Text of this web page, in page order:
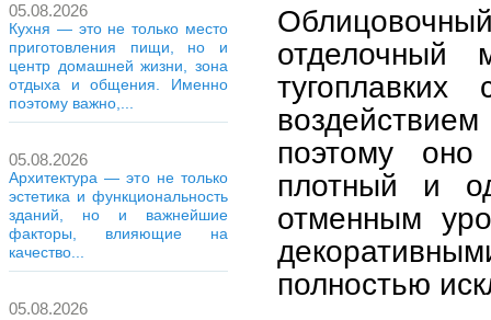
05.08.2026
Кухня — это не только место
приготовления пищи, но и
центр домашней жизни, зона
отдыха и общения. Именно
поэтому важно,...
05.08.2026
Архитектура — это не только
эстетика и функциональность
зданий, но и важнейшие
факторы, влияющие на
качество...
05.08.2026
отделочный
поэтому оно
плотный и
отменным
полностью